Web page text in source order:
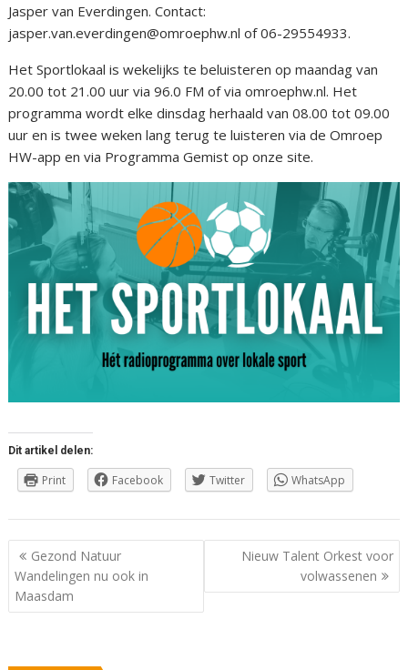
Jasper van Everdingen. Contact:
jasper.van.everdingen@omroephw.nl of 06-29554933.
Het Sportlokaal is wekelijks te beluisteren op maandag van
20.00 tot 21.00 uur via 96.0 FM of via omroephw.nl. Het
programma wordt elke dinsdag herhaald van 08.00 tot 09.00
uur en is twee weken lang terug te luisteren via de Omroep
HW-app en via Programma Gemist op onze site.
Dit artikel delen:
Print Facebook Twitter WhatsApp
Berichtnavigatie
Gezond Natuur
Wandelingen nu ook in
Maasdam
Nieuw Talent Orkest voor
volwassenen